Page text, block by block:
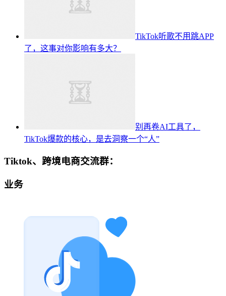
TikTok听歌不用跳APP
了，这事对你影响有多大？
别再卷AI工具了，
TikTok爆款的核心，是去洞察一个“人”
Tiktok、跨境电商交流群：
业务